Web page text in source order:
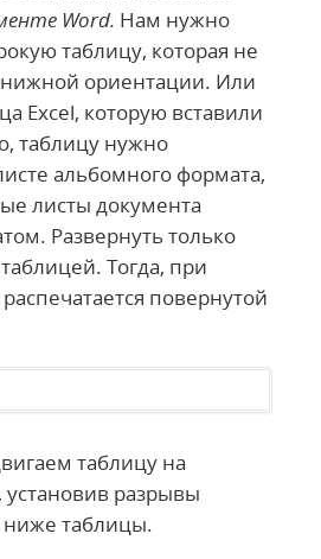
Word. Нам нужно
таблицу, которая не
ориентации. Или
Excel, которую вставили
таблицу нужно
альбомного формата,
листы документа
Развернуть только
Тогда, при
повернутой
таблицу на
разрывы
таблицы.